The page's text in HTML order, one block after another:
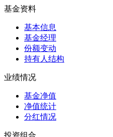
基金资料
基本信息
基金经理
份额变动
持有人结构
业绩情况
基金净值
净值统计
分红情况
投资组合